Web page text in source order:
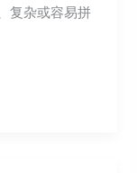
复杂或容易拼